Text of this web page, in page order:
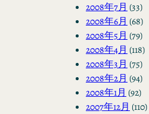
2008年7月 (33)
2008年6月 (68)
2008年5月 (79)
2008年4月 (118)
2008年3月 (75)
2008年2月 (94)
2008年1月 (92)
2007年12月 (110)